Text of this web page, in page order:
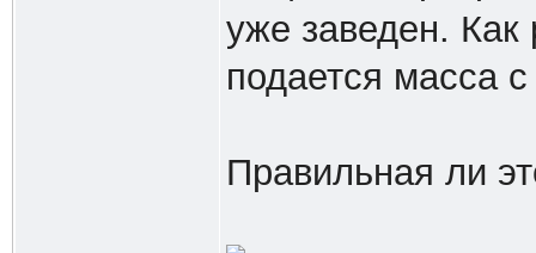
уже заведен. Как
подается масса
Правильная ли